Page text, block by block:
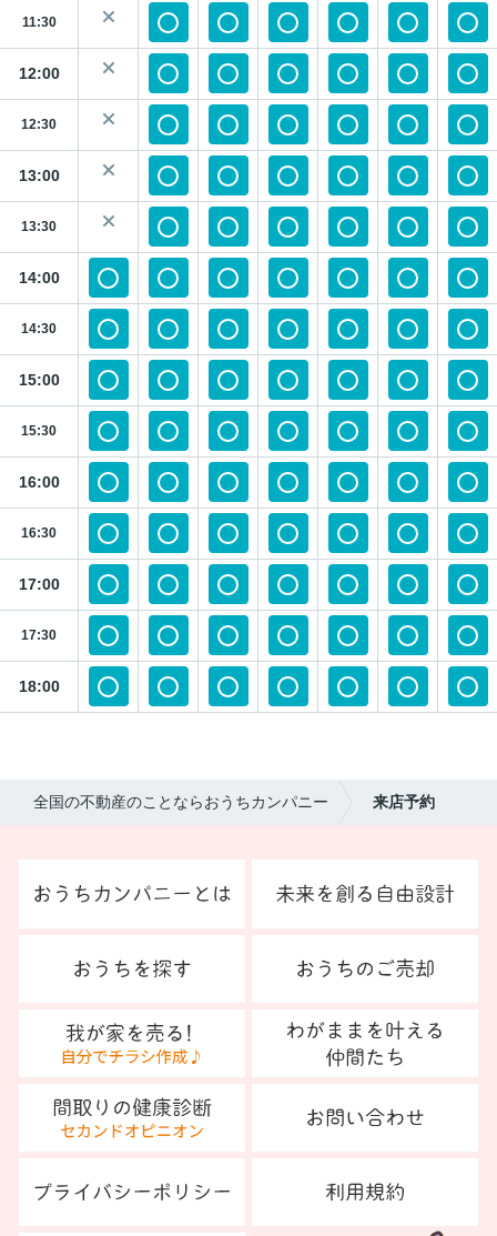
11:30
12:00
12:30
13:00
13:30
14:00
14:30
15:00
15:30
16:00
16:30
17:00
17:30
18:00
全国の不動産のことならおうちカンパニー 来店予約